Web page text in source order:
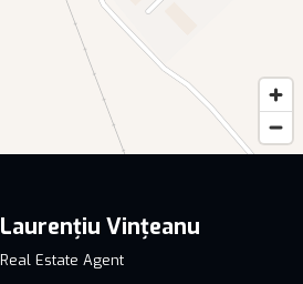
Laurențiu Vințeanu
Real Estate Agent